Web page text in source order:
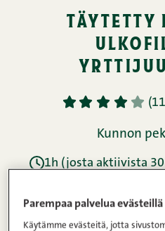
täytetty
1 2 3 4 5
Kunnon
1h (josta aktiivista
Parempaa palvelua evästeillä
Käytämme evästeitä, jotta